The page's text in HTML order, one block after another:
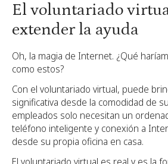
El voluntariado
extender la ayuda
Oh, la magia de Internet. ¿Qué
como estos?
Con el voluntariado virtual, puede
significativa desde la comodidad de
empleados solo necesitan un
teléfono inteligente y conexión a
desde su propia oficina en casa.